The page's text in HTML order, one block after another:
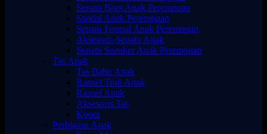
Sepatu Boot Anak Perempuan
Sandal Anak Perempuan
Sepatu Formal Anak Perempuan
Aksesoris Sepatu Anak
Sepatu Sneaker Anak Perempuan
Tas Anak
Tas Bahu Anak
Ransel Troli Anak
Ransel Anak
Aksesoris Tas
Koper
Perhiasan Anak